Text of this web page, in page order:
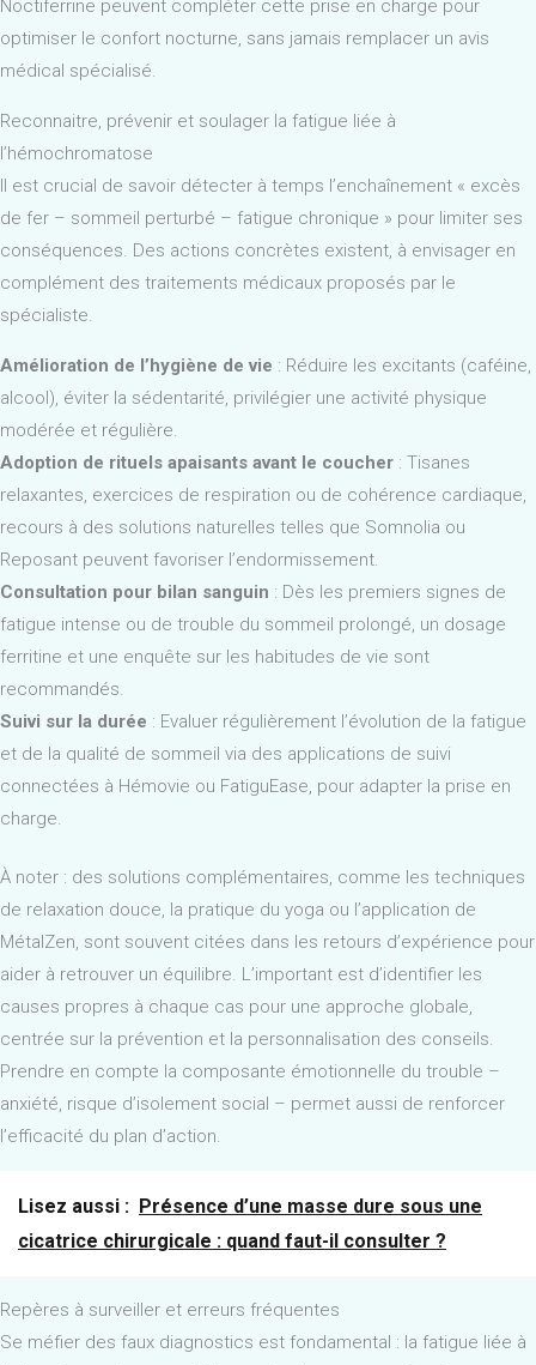
Noctiferrine peuvent compléter cette prise en charge pour
optimiser le confort nocturne, sans jamais remplacer un avis
médical spécialisé.
Reconnaitre, prévenir et soulager la fatigue liée à
l’hémochromatose
Il est crucial de savoir détecter à temps l’enchaînement « excès
de fer – sommeil perturbé – fatigue chronique » pour limiter ses
conséquences. Des actions concrètes existent, à envisager en
complément des traitements médicaux proposés par le
spécialiste.
Amélioration de l’hygiène de vie : Réduire les excitants (caféine,
alcool), éviter la sédentarité, privilégier une activité physique
modérée et régulière.
Adoption de rituels apaisants avant le coucher : Tisanes
relaxantes, exercices de respiration ou de cohérence cardiaque,
recours à des solutions naturelles telles que Somnolia ou
Reposant peuvent favoriser l’endormissement.
Consultation pour bilan sanguin : Dès les premiers signes de
fatigue intense ou de trouble du sommeil prolongé, un dosage
ferritine et une enquête sur les habitudes de vie sont
recommandés.
Suivi sur la durée : Evaluer régulièrement l’évolution de la fatigue
et de la qualité de sommeil via des applications de suivi
connectées à Hémovie ou FatiguEase, pour adapter la prise en
charge.
À noter : des solutions complémentaires, comme les techniques
de relaxation douce, la pratique du yoga ou l’application de
MétalZen, sont souvent citées dans les retours d’expérience pour
aider à retrouver un équilibre. L’important est d’identifier les
causes propres à chaque cas pour une approche globale,
centrée sur la prévention et la personnalisation des conseils.
Prendre en compte la composante émotionnelle du trouble –
anxiété, risque d’isolement social – permet aussi de renforcer
l’efficacité du plan d’action.
Lisez aussi : Présence d’une masse dure sous une
cicatrice chirurgicale : quand faut-il consulter ?
Repères à surveiller et erreurs fréquentes
Se méfier des faux diagnostics est fondamental : la fatigue liée à